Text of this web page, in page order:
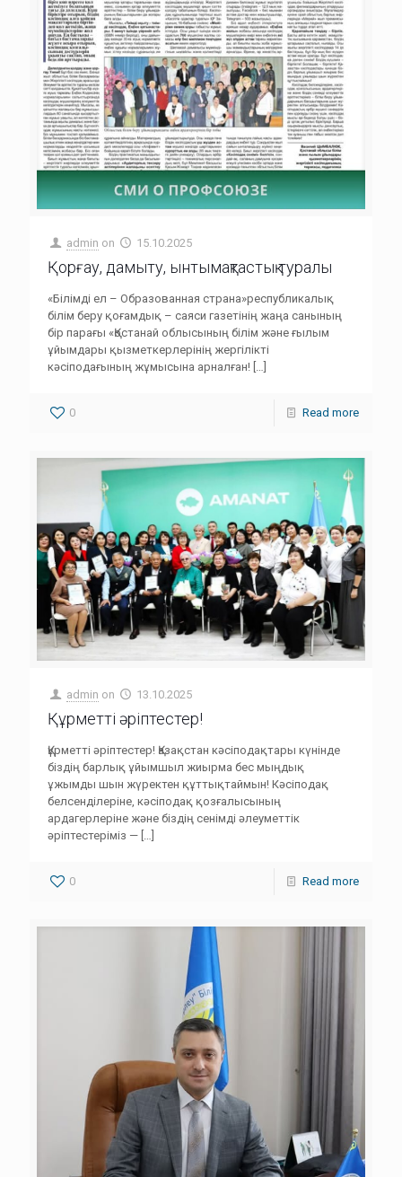
admin on 15.10.2025
Қорғау, дамыту, ынтымақтастық туралы
«Білімді ел – Образованная страна»республикалық
білім беру қоғамдық – саяси газетінің жаңа санының
бір парағы «Қостанай облысының білім және ғылым
ұйымдары қызметкерлерінің жергілікті
кәсіподағының жұмысына арналған! […]
0 Read more
admin on 13.10.2025
Құрметті әріптестер!
Құрметті әріптестер! Қазақстан кәсіподақтары күнінде
біздің барлық ұйымшыл жиырма бес мыңдық
ұжымды шын жүректен құттықтаймын! Кәсіподақ
белсенділеріне, кәсіподақ қозғалысының
ардагерлеріне және біздің сенімді әлеуметтік
әріптестеріміз — […]
0 Read more